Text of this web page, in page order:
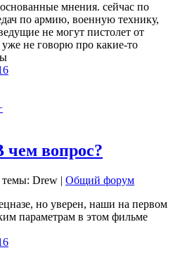
мнения. сейчас по
по армию, военную технику,
не могут пистолет от
уже не говорю про какие-то
вопрос?
темы: Drew | Общий форум
но уверен, наши на первом
параметрам в этом фильме